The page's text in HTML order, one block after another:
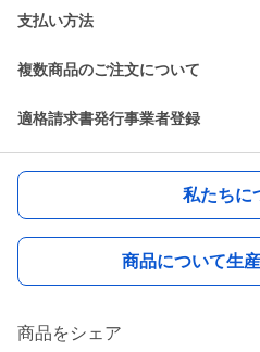
支払い方法
複数商品のご注文について
適格請求書発行事業者登録
私たちに
商品について生
商品をシェア